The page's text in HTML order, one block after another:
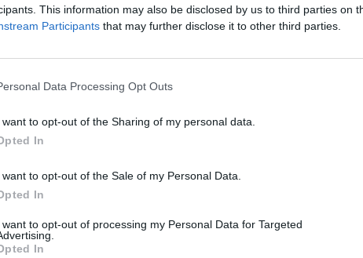
This information may also be disclosed by us to third parties on
Participants that may further disclose it to other third parties.
Data Processing Opt Outs
want to opt-out of the Sharing of my personal data.
In
want to opt-out of the Sale of my Personal Data.
In
want to opt-out of processing my Personal Data for Targeted
In
Daihatsu produziu
veículo comercial
18 anos…
on Vimeo. Em
...